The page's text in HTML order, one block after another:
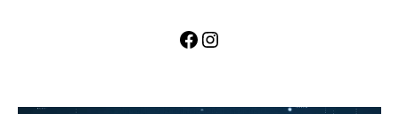
Facebook
Instagram